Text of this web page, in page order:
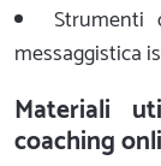
Strumenti
messaggistica
Materiali
coaching